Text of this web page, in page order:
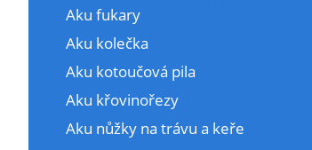
Aku fukary
Aku kolečka
Aku kotoučová pila
Aku křovinořezy
Aku nůžky na trávu a keře